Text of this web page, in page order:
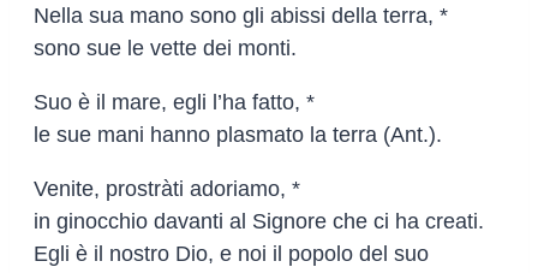
Nella sua mano sono gli abissi della terra, *
sono sue le vette dei monti.
Suo è il mare, egli l’ha fatto, *
le sue mani hanno plasmato la terra (Ant.).
Venite, prostràti adoriamo, *
in ginocchio davanti al Signore che ci ha creati.
Egli è il nostro Dio, e noi il popolo del suo